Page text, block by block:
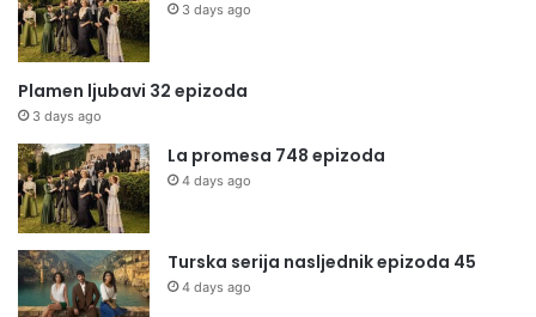
3 days ago
Plamen ljubavi 32 epizoda
3 days ago
La promesa 748 epizoda
4 days ago
Turska serija nasljednik epizoda 45
4 days ago